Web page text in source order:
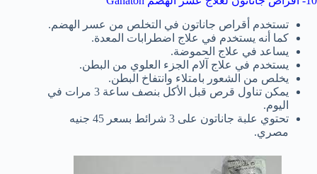
تستخدم أقراص جاناتون في التخلص من عسر الهضم.
كما أنه يستخدم في علاج اضطرابات المعدة.
يساعد في علاج الحموضة.
يستخدم في علاج آلام الجزء العلوي من البطن.
يخلص من الشعور بامتلاء وانتفاخ البطن.
يمكن تناول قرص قبل الأكل بنصف ساعة 3 مرات في
اليوم.
تحتوي علبة جاناتون على 3 شرائط بسعر 45 جنيه
مصري.